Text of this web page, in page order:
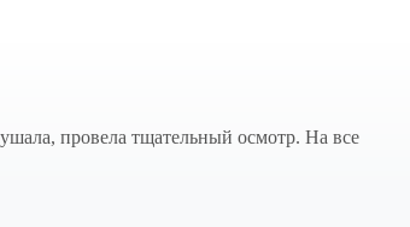
провела тщательный осмотр. На все